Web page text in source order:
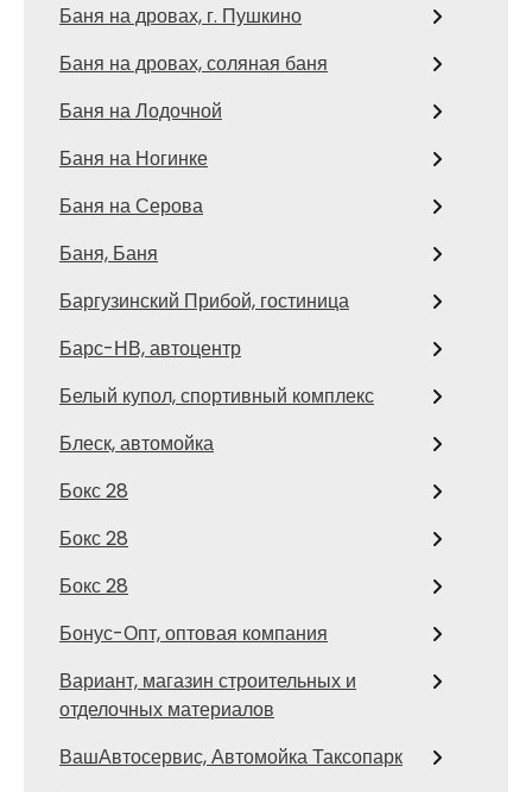
Баня на дровах, г. Пушкино
Баня на дровах, соляная баня
Баня на Лодочной
Баня на Ногинке
Баня на Серова
Баня, Баня
Баргузинский Прибой, гостиница
Барс-НВ, автоцентр
Белый купол, спортивный комплекс
Блеск, автомойка
Бокс 28
Бокс 28
Бокс 28
Бонус-Опт, оптовая компания
Вариант, магазин строительных и
отделочных материалов
ВашАвтосервис, Автомойка Таксопарк